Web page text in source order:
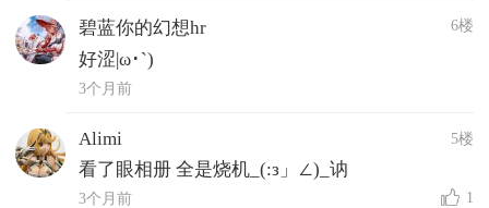
碧蓝你的幻想hr 6楼
好涩|ω･`)
3个月前
Alimi 5楼
看了眼相册 全是烧机_(:з」∠)_讷
3个月前 1